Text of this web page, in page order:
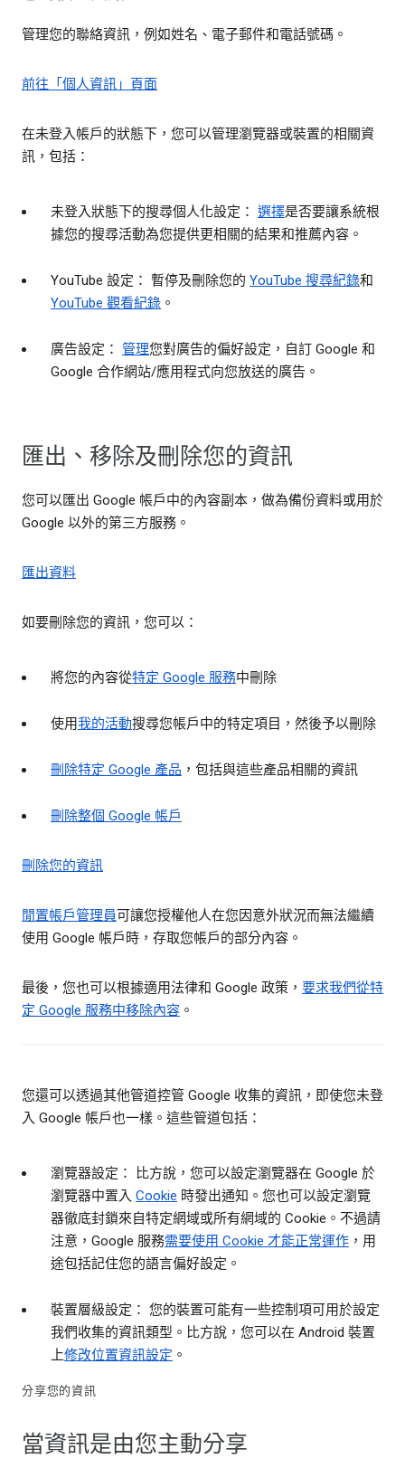
管理您的聯絡資訊，例如姓名、電子郵件和電話號碼。
前往「個人資訊」頁面
在未登入帳戶的狀態下，您可以管理瀏覽器或裝置的相關資
訊，包括：
未登入狀態下的搜尋個人化設定： 選擇是否要讓系統根
據您的搜尋活動為您提供更相關的結果和推薦內容。
YouTube 設定： 暫停及刪除您的 YouTube 搜尋紀錄和
YouTube 觀看紀錄 。
廣告設定： 管理您對廣告的偏好設定，自訂 Google 和
Google 合作網站/應用程式向您放送的廣告。
匯出、移除及刪除您的資訊
您可以匯出 Google 帳戶中的內容副本，做為備份資料或用於
Google 以外的第三方服務。
匯出資料
如要刪除您的資訊，您可以：
將您的內容從特定 Google 服務中刪除
使用我的活動搜尋您帳戶中的特定項目，然後予以刪除
刪除特定 Google 產品 ，包括與這些產品相關的資訊
刪除整個 Google 帳戶
刪除您的資訊
閒置帳戶管理員可讓您授權他人在您因意外狀況而無法繼續
使用 Google 帳戶時，存取您帳戶的部分內容。
最後，您也可以根據適用法律和 Google 政策， 要求我們從特
定 Google 服務中移除內容 。
您還可以透過其他管道控管 Google 收集的資訊，即使您未登
入 Google 帳戶也一樣。這些管道包括：
瀏覽器設定： 比方說，您可以設定瀏覽器在 Google 於
瀏覽器中置入 Cookie 時發出通知。您也可以設定瀏覽
器徹底封鎖來自特定網域或所有網域的 Cookie。不過請
注意，Google 服務需要使用 Cookie 才能正常運作 ，用
途包括記住您的語言偏好設定。
裝置層級設定： 您的裝置可能有一些控制項可用於設定
我們收集的資訊類型。比方說，您可以在 Android 裝置
上修改位置資訊設定 。
分享您的資訊
當資訊是由您主動分享